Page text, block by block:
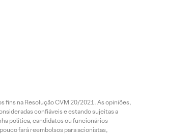
fins na Resolução CVM 20/2021. As opiniões,
confiáveis e estando sujeitas a
política, candidatos ou funcionários
fará reembolsos para acionistas,